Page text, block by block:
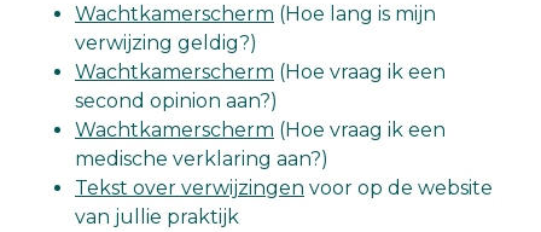
Wachtkamerscherm (Hoe lang is mijn
verwijzing geldig?)
Wachtkamerscherm (Hoe vraag ik een
second opinion aan?)
Wachtkamerscherm (Hoe vraag ik een
medische verklaring aan?)
Tekst over verwijzingen voor op de website
van jullie praktijk